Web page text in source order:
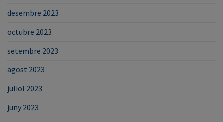
desembre 2023
octubre 2023
setembre 2023
agost 2023
juliol 2023
juny 2023